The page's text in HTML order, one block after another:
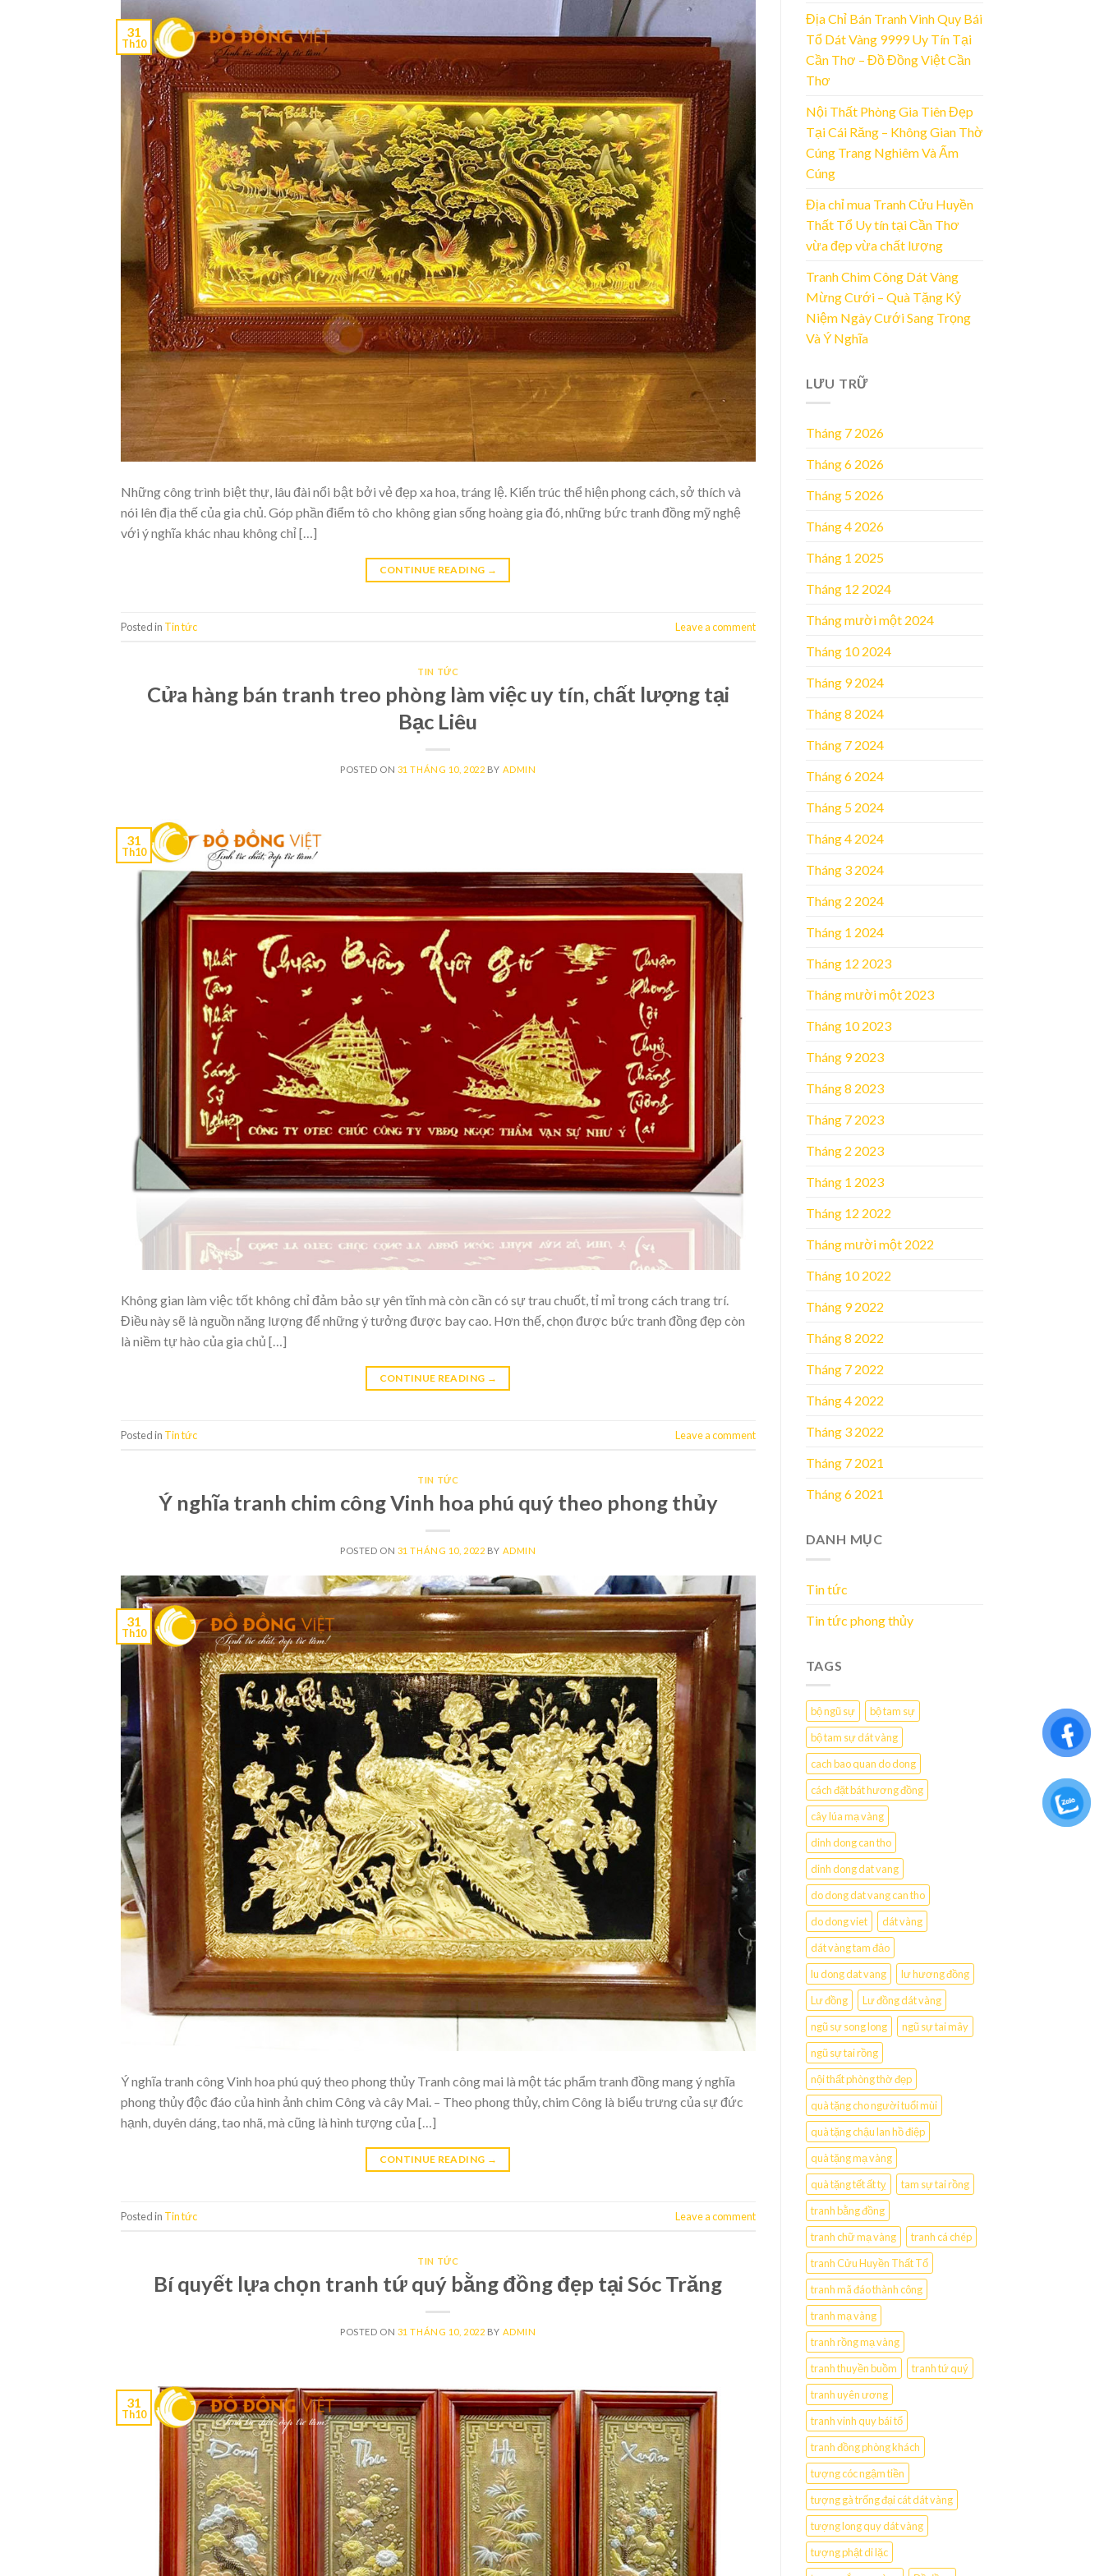
31
Th10
Những công trình biệt thự, lâu đài nổi bật bởi vẻ đẹp xa hoa, tráng lệ. Kiến trúc thể hiện phong cách, sở thích và
nói lên địa thế của gia chủ. Góp phần điểm tô cho không gian sống hoàng gia đó, những bức tranh đồng mỹ nghệ
với ý nghĩa khác nhau không chỉ […]
CONTINUE READING →
Posted in Tin tức Leave a comment
TIN TỨC
Cửa hàng bán tranh treo phòng làm việc uy tín, chất lượng tại
Bạc Liêu
POSTED ON 31 THÁNG 10, 2022 BY ADMIN
31
Th10
Không gian làm việc tốt không chỉ đảm bảo sự yên tĩnh mà còn cần có sự trau chuốt, tỉ mỉ trong cách trang trí.
Điều này sẽ là nguồn năng lượng để những ý tưởng được bay cao. Hơn thế, chọn được bức tranh đồng đẹp còn
là niềm tự hào của gia chủ […]
CONTINUE READING →
Posted in Tin tức Leave a comment
TIN TỨC
Ý nghĩa tranh chim công Vinh hoa phú quý theo phong thủy
POSTED ON 31 THÁNG 10, 2022 BY ADMIN
31
Th10
Ý nghĩa tranh công Vinh hoa phú quý theo phong thủy Tranh công mai là một tác phẩm tranh đồng mang ý nghĩa
phong thủy độc đáo của hình ảnh chim Công và cây Mai. – Theo phong thủy, chim Công là biểu trưng của sự đức
hạnh, duyên dáng, tao nhã, mà cũng là hình tượng của […]
CONTINUE READING →
Posted in Tin tức Leave a comment
TIN TỨC
Bí quyết lựa chọn tranh tứ quý bằng đồng đẹp tại Sóc Trăng
POSTED ON 31 THÁNG 10, 2022 BY ADMIN
31
Th10
Địa Chỉ Bán Tranh Vinh Quy Bái
Tổ Dát Vàng 9999 Uy Tín Tại
Cần Thơ – Đồ Đồng Việt Cần
Thơ
Nội Thất Phòng Gia Tiên Đẹp
Tại Cái Răng – Không Gian Thờ
Cúng Trang Nghiêm Và Ấm
Cúng
Địa chỉ mua Tranh Cửu Huyền
Thất Tổ Uy tín tại Cần Thơ
vừa đẹp vừa chất lượng
Tranh Chim Công Dát Vàng
Mừng Cưới – Quà Tặng Kỷ
Niệm Ngày Cưới Sang Trọng
Và Ý Nghĩa
LƯU TRỮ
Tháng 7 2026
Tháng 6 2026
Tháng 5 2026
Tháng 4 2026
Tháng 1 2025
Tháng 12 2024
Tháng mười một 2024
Tháng 10 2024
Tháng 9 2024
Tháng 8 2024
Tháng 7 2024
Tháng 6 2024
Tháng 5 2024
Tháng 4 2024
Tháng 3 2024
Tháng 2 2024
Tháng 1 2024
Tháng 12 2023
Tháng mười một 2023
Tháng 10 2023
Tháng 9 2023
Tháng 8 2023
Tháng 7 2023
Tháng 2 2023
Tháng 1 2023
Tháng 12 2022
Tháng mười một 2022
Tháng 10 2022
Tháng 9 2022
Tháng 8 2022
Tháng 7 2022
Tháng 4 2022
Tháng 3 2022
Tháng 7 2021
Tháng 6 2021
DANH MỤC
Tin tức
Tin tức phong thủy
TAGS
bộ ngũ sự
bộ tam sự
bộ tam sự dát vàng
cach bao quan do dong
cách đặt bát hương đồng
cây lúa mạ vàng
dinh dong can tho
dinh dong dat vang
do dong dat vang can tho
do dong viet
dát vàng
dát vàng tam đảo
lu dong dat vang
lư hương đồng
Lư đồng
Lư đồng dát vàng
ngũ sự song long
ngũ sự tai mây
ngũ sự tai rồng
nội thất phòng thờ đẹp
quà tặng cho người tuổi mùi
quà tặng chậu lan hồ điệp
quà tặng mạ vàng
quà tặng tết ất tỵ
tam sự tai rồng
tranh bằng đồng
tranh chữ mạ vàng
tranh cá chép
tranh Cửu Huyền Thất Tổ
tranh mã đáo thành công
tranh mạ vàng
tranh rồng mạ vàng
tranh thuyền buồm
tranh tứ quý
tranh uyên ương
tranh vinh quy bái tổ
tranh đồng phòng khách
tượng cóc ngậm tiền
tượng gà trống đại cát dát vàng
tượng long quy dát vàng
tượng phật di lặc